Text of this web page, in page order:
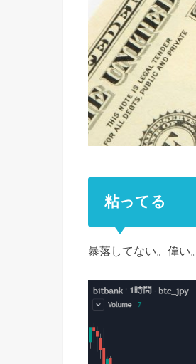
粘ってる
暴落してない。偉い。